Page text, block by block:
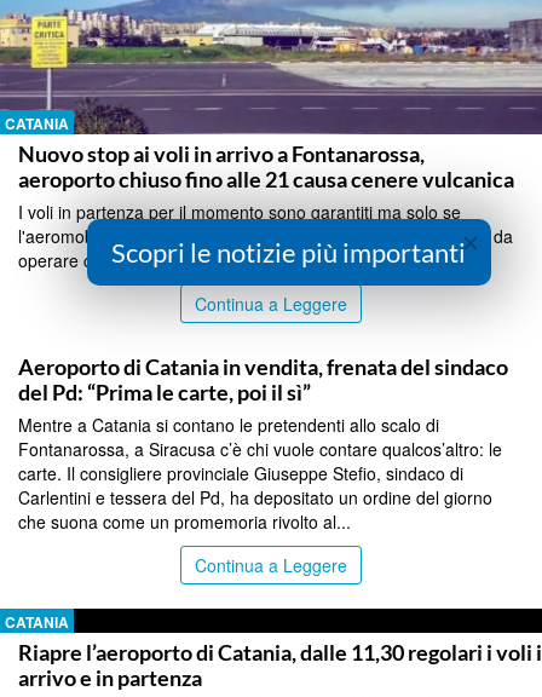
CATANIA
Nuovo stop ai voli in arrivo a Fontanarossa,
aeroporto chiuso fino alle 21 causa cenere vulcanica
I voli in partenza per il momento sono garantiti ma solo se
l'aeromobile era già in attesa a Fontanarossa. Cancellati i voli da
operare con aeromobili dirottati su altri scali in fase di arrivo...
Continua a Leggere
Aeroporto di Catania in vendita, frenata del sindaco
del Pd: “Prima le carte, poi il sì”
Mentre a Catania si contano le pretendenti allo scalo di
Fontanarossa, a Siracusa c’è chi vuole contare qualcos’altro: le
carte. Il consigliere provinciale Giuseppe Stefio, sindaco di
Carlentini e tessera del Pd, ha depositato un ordine del giorno
che suona come un promemoria rivolto al...
Continua a Leggere
CATANIA
Riapre l’aeroporto di Catania, dalle 11,30 regolari i voli
arrivo e in partenza
×
Scopri le notizie più importanti